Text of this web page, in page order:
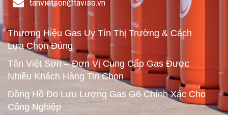
tanvietson@taviso.vn​
Thương Hiệu Gas Uy Tín Thị Trường & Cách
Lựa Chọn Đúng
Tân Việt Sơn – Đơn Vị Cung Cấp Gas Được
Nhiều Khách Hàng Tin Chọn
Đồng Hồ Đo Lưu Lượng Gas G6 Chính Xác Cho
Công Nghiệp